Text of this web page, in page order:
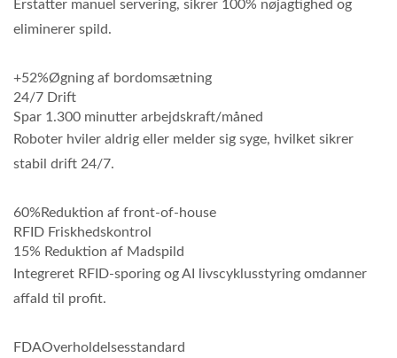
Erstatter manuel servering, sikrer 100% nøjagtighed og
eliminerer spild.
+52%Øgning af bordomsætning
24/7 Drift
Spar 1.300 minutter arbejdskraft/måned
Roboter hviler aldrig eller melder sig syge, hvilket sikrer
stabil drift 24/7.
60% Reduktion af front-of-house
RFID Friskhedskontrol
15% Reduktion af Madspild
Integreret RFID-sporing og AI livscyklusstyring omdanner
affald til profit.
FDAOverholdelsesstandard